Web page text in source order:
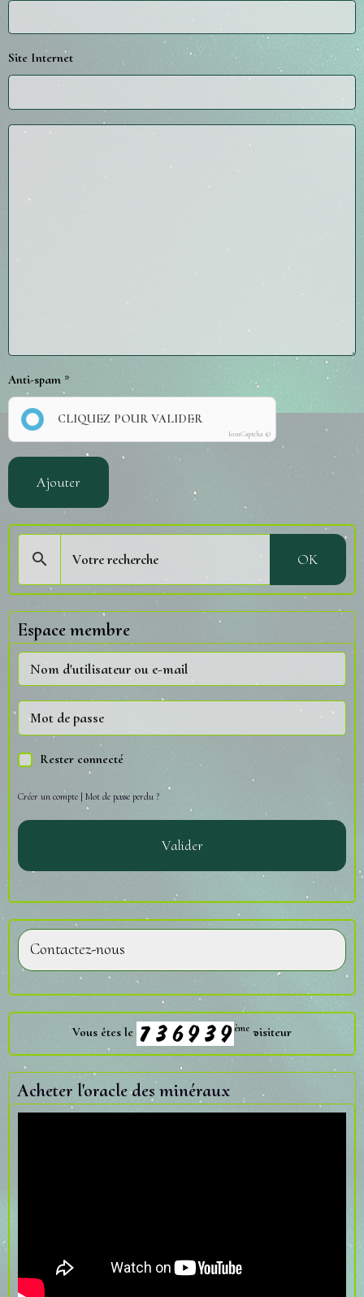
Site Internet
Anti-spam
CLIQUEZ POUR VALIDER
IconCaptcha ©
Ajouter
OK
Espace membre
Rester connecté
Créer un compte | Mot de passe perdu ?
Valider
Contactez-nous
Vous êtes le ème visiteur
Acheter l'oracle des minéraux